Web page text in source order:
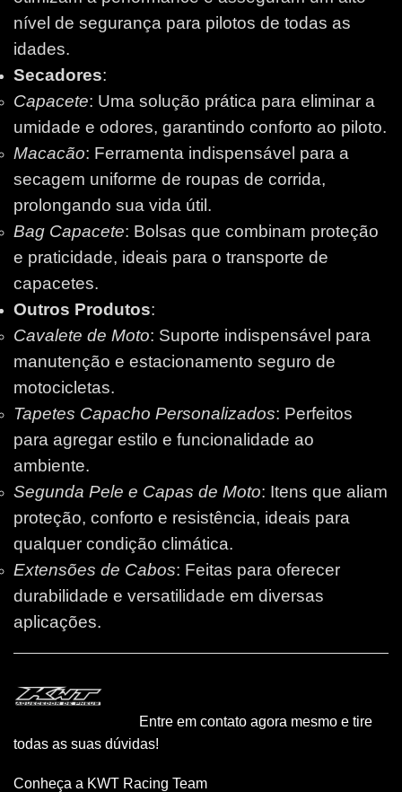
nível de segurança para pilotos de todas as
idades.
Secadores:
Capacete: Uma solução prática para eliminar a
umidade e odores, garantindo conforto ao piloto.
Macacão: Ferramenta indispensável para a
secagem uniforme de roupas de corrida,
prolongando sua vida útil.
Bag Capacete: Bolsas que combinam proteção
e praticidade, ideais para o transporte de
capacetes.
Outros Produtos:
Cavalete de Moto: Suporte indispensável para
manutenção e estacionamento seguro de
motocicletas.
Tapetes Capacho Personalizados: Perfeitos
para agregar estilo e funcionalidade ao
ambiente.
Segunda Pele e Capas de Moto: Itens que aliam
proteção, conforto e resistência, ideais para
qualquer condição climática.
Extensões de Cabos: Feitas para oferecer
durabilidade e versatilidade em diversas
aplicações.
Entre em contato agora mesmo e tire
todas as suas dúvidas!
Conheça a KWT Racing Team